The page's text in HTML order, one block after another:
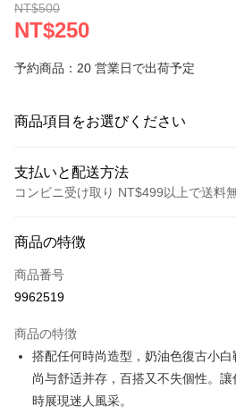
NT$500
NT$250
予約商品：20 営業日で出荷予定
商品項目をお選びください
支払いと配送方法
コンビニ受け取り NT$499以上で送料
クレジットカード1回払い
コンビニ店頭代金引換
Apple Pay
JKOPAY
商品の特徴
商品番号
9962519
商品の特徴
搭配任何時尚造型，奶油色復古小
尚与舒适并存，百搭又不失個性。
時展現迷人風采。